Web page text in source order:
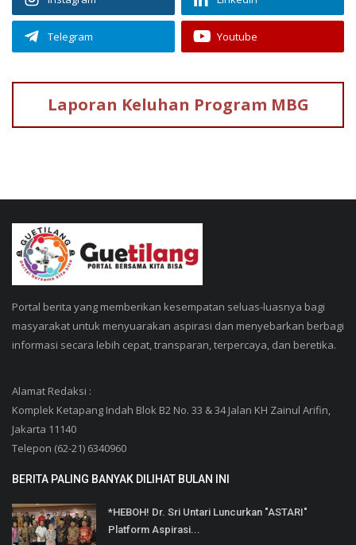
Telegram Youtube
Laporan Keluhan Program MBG
Portal berita yang memberikan kesempatan seluas-luasnya bagi
masyarakat untuk menyuarakan aspirasi dan menyebarkan berbagi
informasi secara lebih cepat, transparan, terpercaya, dan beretika.
Alamat Redaksi :
Komplek Ketapang Indah Blok B2 No. 33 & 34 Jalan KH Zainul Arifin,
Jakarta 11140
Telepon (62-21) 6340960
BERITA PALING BANYAK DILIHAT BULAN INI
*HEBOH! Dr. Sri Untari Luncurkan "ASTARI"
Platform Aspirasi...